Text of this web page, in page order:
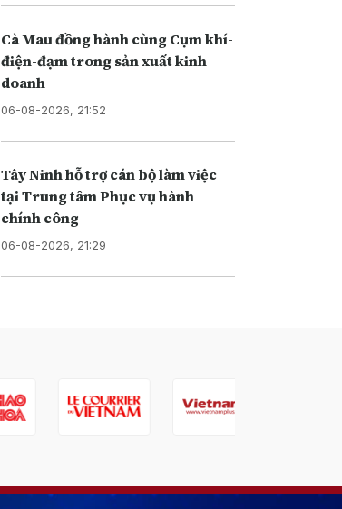
Cà Mau đồng hành cùng Cụm khí-
điện-đạm trong sản xuất kinh
doanh
06-08-2026, 21:52
Tây Ninh hỗ trợ cán bộ làm việc
tại Trung tâm Phục vụ hành
chính công
06-08-2026, 21:29